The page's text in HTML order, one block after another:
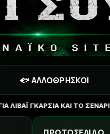
🐟 ΑΛΛΟΘΡΗΣΚΟΙ
ΣΕΝΑΡΙΟ ΓΙΑ ΑΝΤΑΜΑ ΤΡΑΟΡΕ